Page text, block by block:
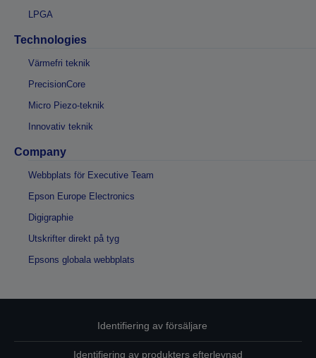
LPGA
Technologies
Värmefri teknik
PrecisionCore
Micro Piezo-teknik
Innovativ teknik
Company
Webbplats för Executive Team
Epson Europe Electronics
Digigraphie
Utskrifter direkt på tyg
Epsons globala webbplats
Identifiering av försäljare
Identifiering av produkters efterlevnad